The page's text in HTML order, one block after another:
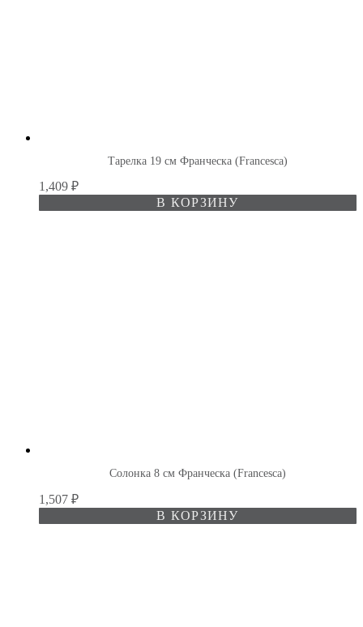
Тарелка 19 см Франческа (Francesca)
1,409 ₽
В КОРЗИНУ
Солонка 8 см Франческа (Francesca)
1,507 ₽
В КОРЗИНУ